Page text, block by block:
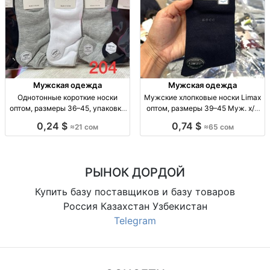
Мужская одежда
Однотонные короткие носки
оптом, размеры 36–45, упаковка
носки оптом, р-р 36–41 и 41–45,
0,24 $ ≈21 сом
Мужская одежда
Мужские хлопковые носки Limax
оптом, размеры 39–45 Муж. х/б
пар, 65 сом.
0,74 $ ≈65 сом
РЫНОК ДОРДОЙ
Купить базу поставщиков и базу товаров
Россия Казахстан Узбекистан
Telegram